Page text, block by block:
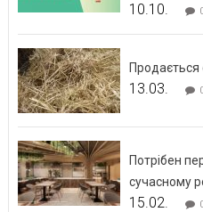
10.10.
Продається
13.03.
Потрібен
сучасному
15.02.